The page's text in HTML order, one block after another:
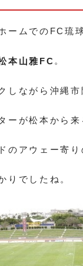
ームでのFC琉
本山雅FC 。
しながら沖縄市
ーが松本から
のアウェー寄
りでしたね。